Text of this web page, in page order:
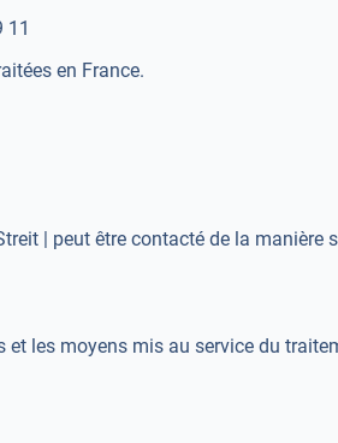
11
en France.
| peut être contacté de la manière
les moyens mis au service du